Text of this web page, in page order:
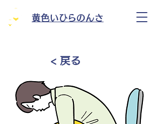
黄色いひらのんさ
< 戻る